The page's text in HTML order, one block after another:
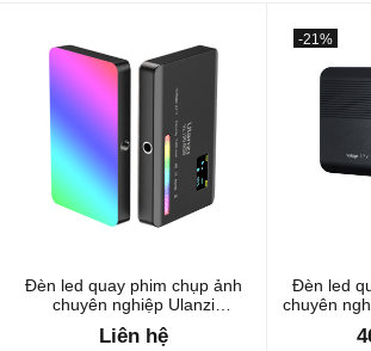
Đèn led quay phim chụp ảnh
chuyên nghiệp Ulanzi
VL120RGB
Liên hệ
-21%
Đèn led
chuyên